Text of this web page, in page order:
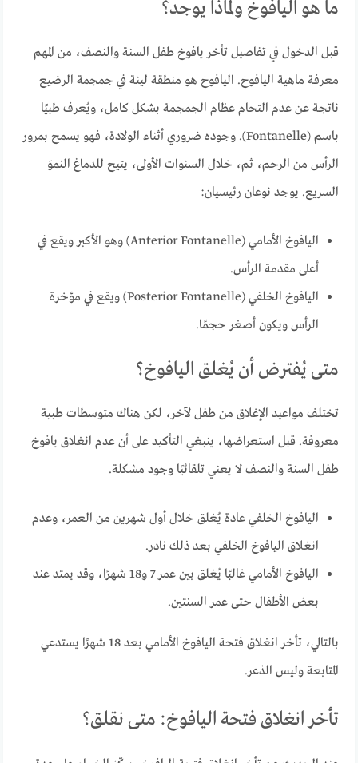
ما هو اليافوخ ولماذا يوجد؟
قبل الدخول في تفاصيل تأخر يافوخ طفل السنة والنصف، من المهم
معرفة ماهية اليافوخ. اليافوخ هو منطقة لينة في جمجمة الرضيع
ناتجة عن عدم التحام عظام الجمجمة بشكل كامل، ويُعرف طبيًا
باسم (Fontanelle). وجوده ضروري أثناء الولادة، فهو يسمح بمرور
الرأس من الرحم، ثم، خلال السنوات الأولى، يتيح للدماغ النموَ
السريع. يوجد نوعان رئيسيان:
اليافوخ الأمامي (Anterior Fontanelle) وهو الأكبر ويقع في
أعلى مقدمة الرأس.
اليافوخ الخلفي (Posterior Fontanelle) ويقع في مؤخرة
الرأس ويكون أصغر حجمًا.
متى يُفترض أن يُغلق اليافوخ؟
تختلف مواعيد الإغلاق من طفل لآخر، لكن هناك متوسطات طبية
معروفة. قبل استعراضها، ينبغي التأكيد على أن عدم انغلاق يافوخ
طفل السنة والنصف لا يعني تلقائيًا وجود مشكلة.
اليافوخ الخلفي عادة يُغلق خلال أول شهرين من العمر، وعدم
انغلاق اليافوخ الخلفي بعد ذلك نادر.
اليافوخ الأمامي غالبًا يُغلق بين عمر 7 و18 شهرًا، وقد يمتد عند
بعض الأطفال حتى عمر السنتين.
بالتالي، تأخر انغلاق فتحة اليافوخ الأمامي بعد 18 شهرًا يستدعي
المتابعة وليس الذعر.
تأخر انغلاق فتحة اليافوخ: متى نقلق؟